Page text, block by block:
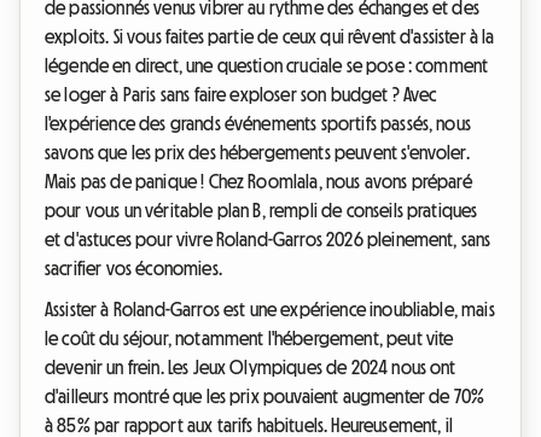
de passionnés venus vibrer au rythme des échanges et des
exploits. Si vous faites partie de ceux qui rêvent d'assister à la
légende en direct, une question cruciale se pose : comment
se loger à Paris sans faire exploser son budget ? Avec
l'expérience des grands événements sportifs passés, nous
savons que les prix des hébergements peuvent s'envoler.
Mais pas de panique ! Chez Roomlala, nous avons préparé
pour vous un véritable plan B, rempli de conseils pratiques
et d'astuces pour vivre Roland-Garros 2026 pleinement, sans
sacrifier vos économies.
Assister à Roland-Garros est une expérience inoubliable, mais
le coût du séjour, notamment l'hébergement, peut vite
devenir un frein. Les Jeux Olympiques de 2024 nous ont
d'ailleurs montré que les prix pouvaient augmenter de 70%
à 85% par rapport aux tarifs habituels. Heureusement, il